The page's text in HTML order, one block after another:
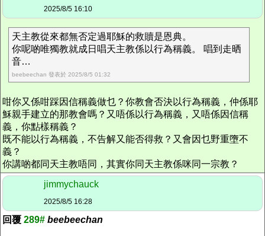
2025/8/5 16:10
天主教從來都無否定過耶穌的救贖是恩典。
你呢啲唯獨教就成日唱天主教係以行為稱義。 唱到走晒
音…
beebeechan 發表於 2025/8/5 01:32
咁你又係咁踩因信稱義做乜？你教會否決以行為稱義，仲係耶
穌親手建立的那教會嗎？又唔係以行為稱義，又唔係因信稱
義，你點樣稱義？
既不能以行為稱義，不告解又能否得救？又會因乜野重墮不
義？
你講啲都同天主教唔同，其實你同天主教係咪同一宗教？
jimmychauck
2025/8/5 16:28
回覆 289# beebeechan